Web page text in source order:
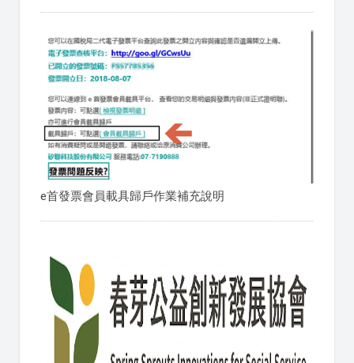
e首發票會員載具歸戶作業補充說明